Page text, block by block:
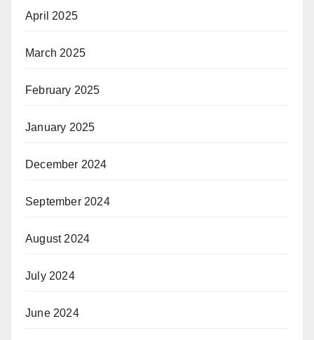
April 2025
March 2025
February 2025
January 2025
December 2024
September 2024
August 2024
July 2024
June 2024